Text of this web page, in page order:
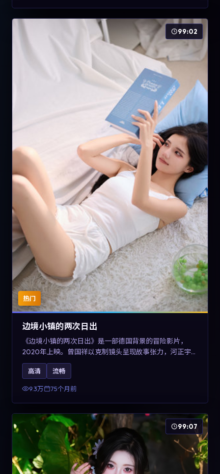
热门
99:02
边境小镇的两次日出
《边境小镇的两次日出》是一部德国背景的冒险影片，
2020年上映。曾国祥以克制镜头呈现故事张力，河正宇、
孙俪与任素汐的对手戏可圈可点。剧情层面在战争余波中
刻画小人物的尊严与信念，对关注导演风格与演员阵容的
观众具有检索与收藏价值。
高清 流畅
9.3万 75个月前
99:07